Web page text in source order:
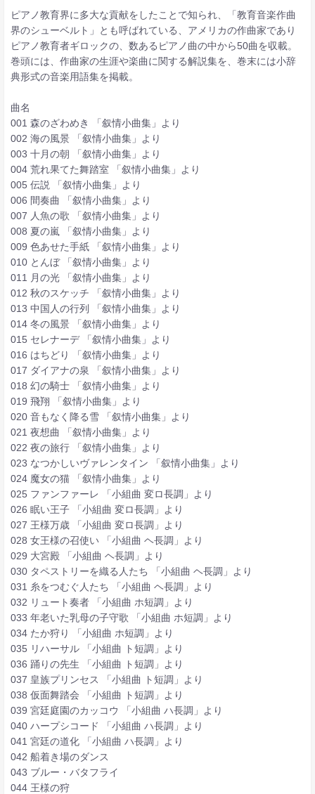
ピアノ教育界に多大な貢献をしたことで知られ、「教育音楽作曲
界のシューベルト」とも呼ばれている、アメリカの作曲家であり
ピアノ教育者ギロックの、数あるピアノ曲の中から50曲を収載。
巻頭には、作曲家の生涯や楽曲に関する解説集を、巻末には小辞
典形式の音楽用語集を掲載。
曲名
001 森のざわめき 「叙情小曲集」より
002 海の風景 「叙情小曲集」より
003 十月の朝 「叙情小曲集」より
004 荒れ果てた舞踏室 「叙情小曲集」より
005 伝説 「叙情小曲集」より
006 間奏曲 「叙情小曲集」より
007 人魚の歌 「叙情小曲集」より
008 夏の嵐 「叙情小曲集」より
009 色あせた手紙 「叙情小曲集」より
010 とんぼ 「叙情小曲集」より
011 月の光 「叙情小曲集」より
012 秋のスケッチ 「叙情小曲集」より
013 中国人の行列 「叙情小曲集」より
014 冬の風景 「叙情小曲集」より
015 セレナーデ 「叙情小曲集」より
016 はちどり 「叙情小曲集」より
017 ダイアナの泉 「叙情小曲集」より
018 幻の騎士 「叙情小曲集」より
019 飛翔 「叙情小曲集」より
020 音もなく降る雪 「叙情小曲集」より
021 夜想曲 「叙情小曲集」より
022 夜の旅行 「叙情小曲集」より
023 なつかしいヴァレンタイン 「叙情小曲集」より
024 魔女の猫 「叙情小曲集」より
025 ファンファーレ 「小組曲 変ロ長調」より
026 眠い王子 「小組曲 変ロ長調」より
027 王様万歳 「小組曲 変ロ長調」より
028 女王様の召使い 「小組曲 ヘ長調」より
029 大宮殿 「小組曲 ヘ長調」より
030 タペストリーを織る人たち 「小組曲 ヘ長調」より
031 糸をつむぐ人たち 「小組曲 ヘ長調」より
032 リュート奏者 「小組曲 ホ短調」より
033 年老いた乳母の子守歌 「小組曲 ホ短調」より
034 たか狩り 「小組曲 ホ短調」より
035 リハーサル 「小組曲 ト短調」より
036 踊りの先生 「小組曲 ト短調」より
037 皇族プリンセス 「小組曲 ト短調」より
038 仮面舞踏会 「小組曲 ト短調」より
039 宮廷庭園のカッコウ 「小組曲 ハ長調」より
040 ハープシコード 「小組曲 ハ長調」より
041 宮廷の道化 「小組曲 ハ長調」より
042 船着き場のダンス
043 ブルー・バタフライ
044 王様の狩